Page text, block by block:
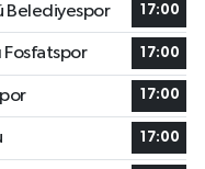
Belediyespor 17:00
Fosfatspor 17:00
17:00
17:00